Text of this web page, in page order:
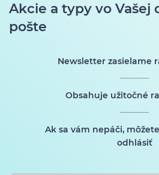
Akcie a typy vo Vašej
pošte
Newsletter zasielame
Obsahuje užitočné
Ak sa vám nepáči,
odhlásiť